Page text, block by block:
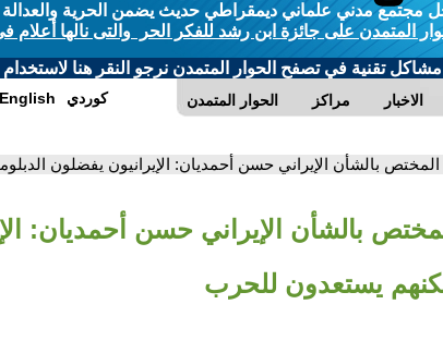
مجتمع مدني علماني ديمقراطي حديث يضمن الحرية والعدالة
المتمدن على جائزة ابن رشد للفكر الحر والتى نالها أعلام
مشاكل تقنية في تصفح الحوار المتمدن نرجو النقر هنا لاستخدام
الحوار المتمدن مراكز الاخبار English كوردي
بالشأن الإيراني حسن أحمديان: الإيرانيون يفضلون
بالشأن الإيراني حسن أحمديان:
لكنهم يستعدون للحرب